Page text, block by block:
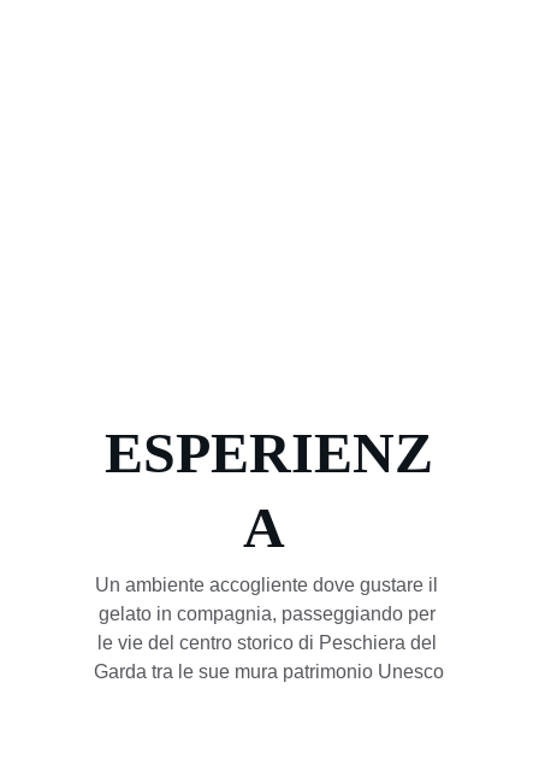
Un ambiente accogliente dove gustare il
gelato in compagnia, passeggiando per
le vie del centro storico di Peschiera del
Garda tra le sue mura patrimonio Unesco
ESPERIENZ
A